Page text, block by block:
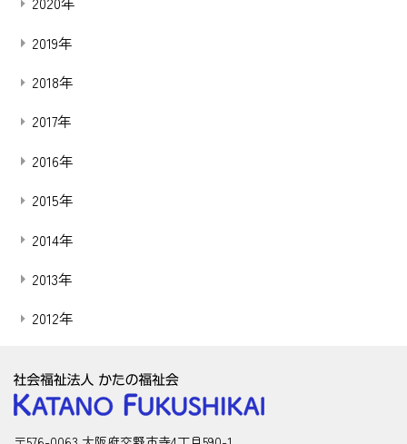
2019年
2018年
2017年
2016年
2015年
2014年
2013年
2012年